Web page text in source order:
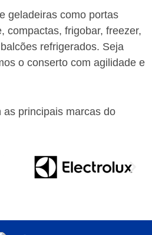
geladeiras como portas
compactas, frigobar, freezer,
refrigerados. Seja
o conserto com agilidade e
as principais marcas do